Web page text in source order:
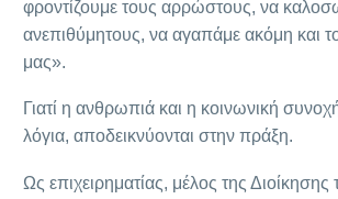
φροντίζουμε τους αρρώστους, να
ανεπιθύμητους, να αγαπάμε ακόμη και
μας».
Γιατί η ανθρωπιά και η κοινωνική
λόγια, αποδεικνύονται στην πράξη.
Ως επιχειρηματίας, μέλος της